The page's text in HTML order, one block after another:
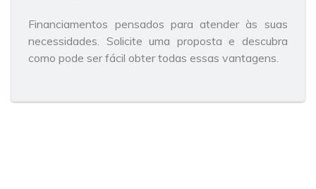
Financiamentos pensados para atender às suas
necessidades. Solicite uma proposta e descubra
como pode ser fácil obter todas essas vantagens.